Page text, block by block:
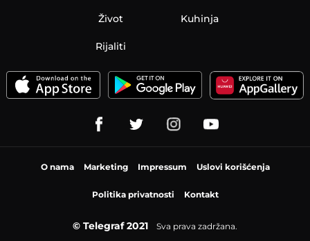
Život Kuhinja
Rijaliti
O nama Marketing Impressum Uslovi korišćenja
Politika privatnosti Kontakt
© Telegraf 2021 Sva prava zadržana.